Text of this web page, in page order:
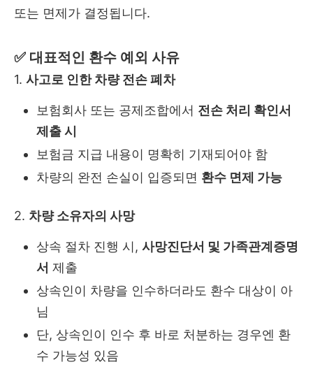
또는 면제가 결정됩니다.
✅ 대표적인 환수 예외 사유
1. 사고로 인한 차량 전손 폐차
보험회사 또는 공제조합에서 전손 처리 확인서
제출 시
보험금 지급 내용이 명확히 기재되어야 함
차량의 완전 손실이 입증되면 환수 면제 가능
2. 차량 소유자의 사망
상속 절차 진행 시, 사망진단서 및 가족관계증명
서 제출
상속인이 차량을 인수하더라도 환수 대상이 아
님
단, 상속인이 인수 후 바로 처분하는 경우엔 환
수 가능성 있음